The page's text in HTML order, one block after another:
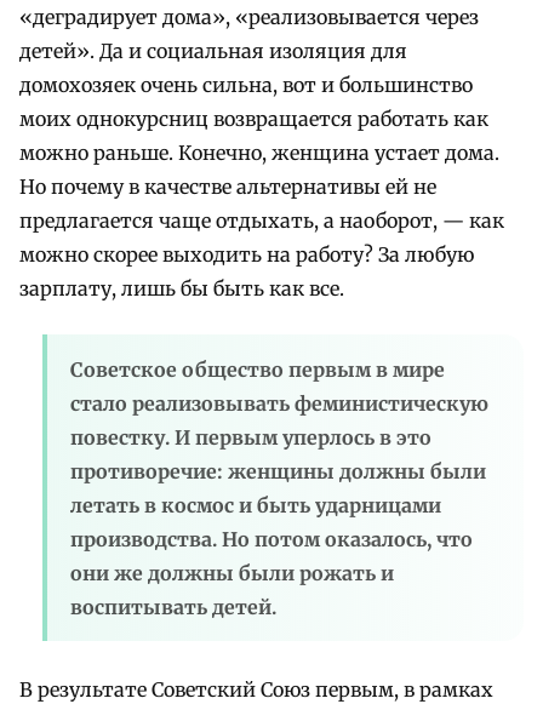
«деградирует дома», «реализовывается через
детей». Да и социальная изоляция для
домохозяек очень сильна, вот и большинство
моих однокурсниц возвращается работать как
можно раньше. Конечно, женщина устает дома.
Но почему в качестве альтернативы ей не
предлагается чаще отдыхать, а наоборот, — как
можно скорее выходить на работу? За любую
зарплату, лишь бы быть как все.
Советское общество первым в мире
стало реализовывать феминистическую
повестку. И первым уперлось в это
противоречие: женщины должны были
летать в космос и быть ударницами
производства. Но потом оказалось, что
они же должны были рожать и
воспитывать детей.
В результате Советский Союз первым, в рамках